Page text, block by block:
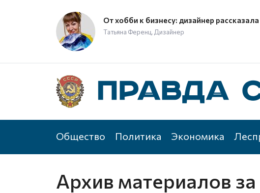
От хобби к бизнесу: дизайнер
Татьяна Ференц, Дизайнер
Общество Политика Экономика
Архив материалов